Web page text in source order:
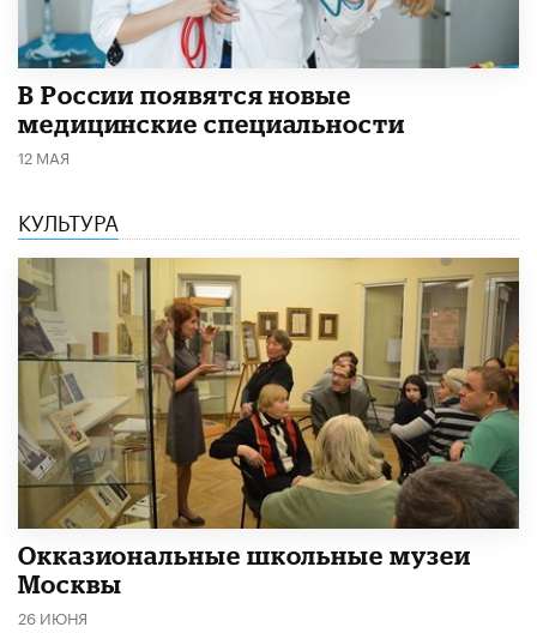
В России появятся новые
медицинские специальности
12 МАЯ
КУЛЬТУРА
​Окказиональные школьные музеи
Москвы
26 ИЮНЯ